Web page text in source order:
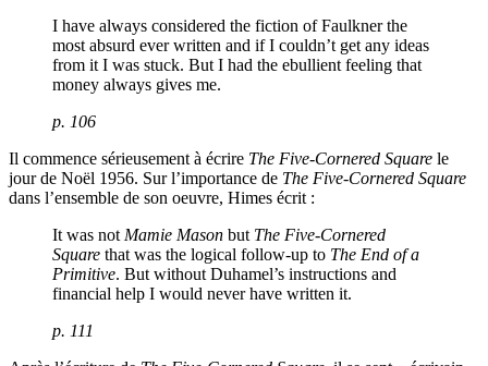
I have always considered the fiction of Faulkner the
most absurd ever written and if I couldn’t get any ideas
from it I was stuck. But I had the ebullient feeling that
money always gives me.
p. 106
Il commence sérieusement à écrire The Five-Cornered Square le
jour de Noël 1956. Sur l’importance de The Five-Cornered Square
dans l’ensemble de son oeuvre, Himes écrit :
It was not Mamie Mason but The Five-Cornered
Square that was the logical follow-up to The End of a
Primitive. But without Duhamel’s instructions and
financial help I would never have written it.
p. 111